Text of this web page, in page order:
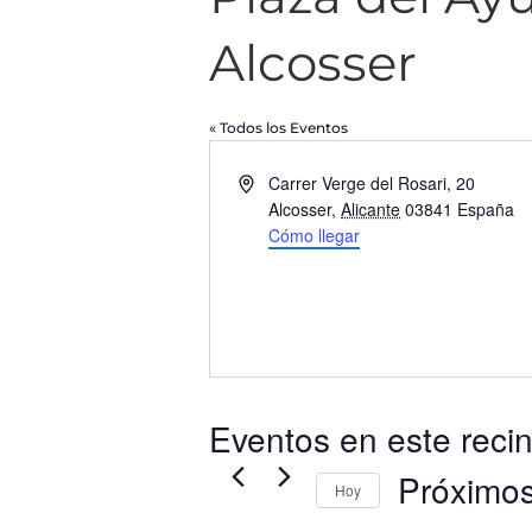
Alcosser
« Todos los Eventos
Dirección
Carrer Verge del Rosari, 20
Alcosser, Alicante 03841 España
Cómo llegar
Eventos en este
Hoy